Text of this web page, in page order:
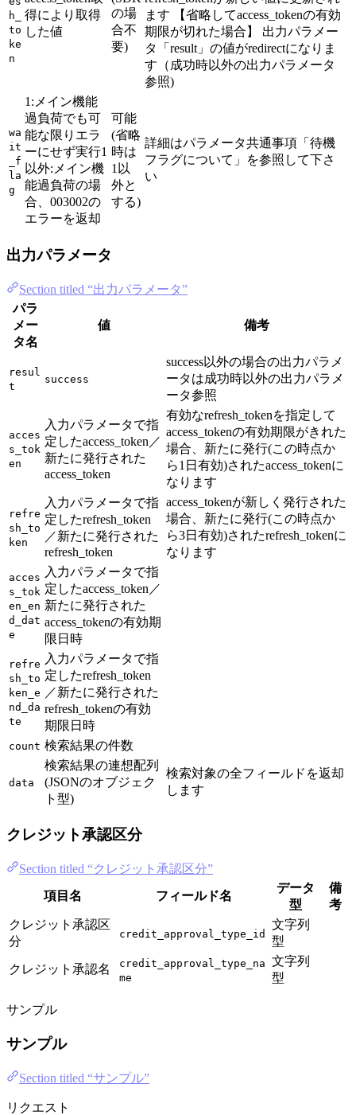
h_
to
ke
n
得により取得
した値
の場
合不
要)
ます 【省略してaccess_tokenの有効
期限が切れた場合】 出力パラメー
タ「result」の値がredirectになりま
す（成功時以外の出力パラメータ
参照)
wa
it
_f
la
g
1:メイン機能
過負荷でも可
能な限りエラ
ーにせず実行1
以外:メイン機
能過負荷の場
合、003002の
エラーを返却
可能
(省略
時は
1以
外と
する)
詳細はパラメータ共通事項「待機
フラグについて」を参照して下さ
い
出力パラメータ
Section titled “出力パラメータ”
パラ
メー
タ名
値 備考
resul
t
success
success以外の場合の出力パラメ
ータは成功時以外の出力パラメ
ータ参照
acces
s_tok
en
入力パラメータで指
定したaccess_token／
新たに発行された
access_token
有効なrefresh_tokenを指定して
access_tokenの有効期限がきれた
場合、新たに発行(この時点か
ら1日有効)されたaccess_tokenに
なります
refre
sh_to
ken
入力パラメータで指
定したrefresh_token
／新たに発行された
refresh_token
access_tokenが新しく発行された
場合、新たに発行(この時点か
ら3日有効)されたrefresh_tokenに
なります
acces
s_tok
en_en
d_dat
e
入力パラメータで指
定したaccess_token／
新たに発行された
access_tokenの有効期
限日時
refre
sh_to
ken_e
nd_da
te
入力パラメータで指
定したrefresh_token
／新たに発行された
refresh_tokenの有効
期限日時
count 検索結果の件数
data
検索結果の連想配列
(JSONのオブジェク
ト型)
検索対象の全フィールドを返却
します
クレジット承認区分
Section titled “クレジット承認区分”
項目名
フィールド名
データ
型
備
考
クレジット承認区
分
credit_approval_type_id
文字列
型
クレジット承認名
credit_approval_type_na
me
文字列
型
サンプル
サンプル
Section titled “サンプル”
リクエスト